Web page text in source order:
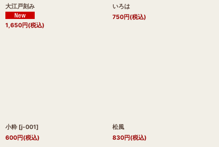
大江戸刻み
1,650円(税込)
いろは
750円(税込)
小粋 [j-001]
600円(税込)
松風
830円(税込)